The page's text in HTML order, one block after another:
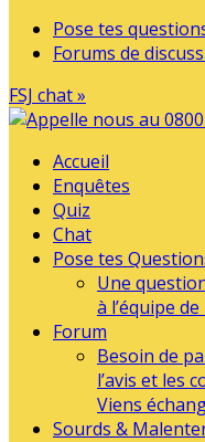
Pose tes
Forums de
FSJ chat »
Accueil
Enquêtes
Quiz
Chat
Pose tes
Une
à l’équipe
Forum
Besoin de
l’avis et les
Viens
Sourds &